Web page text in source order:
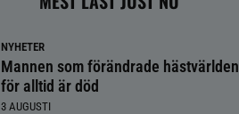
NYHETER
Mannen som förändrade hästvärlden
för alltid är död
3 AUGUSTI